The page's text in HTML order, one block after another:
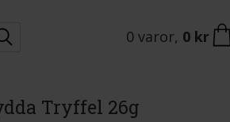
0 varor, 0 kr
Tryffel 26g